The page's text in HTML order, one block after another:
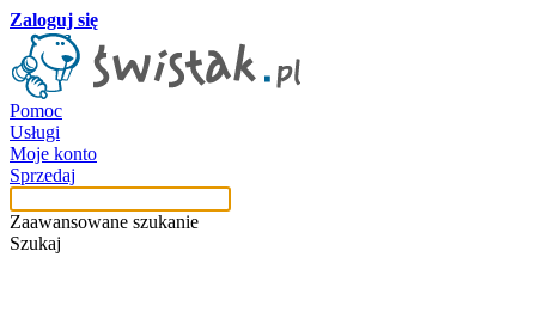
Zaloguj się
Pomoc
Usługi
Moje konto
Sprzedaj
Zaawansowane szukanie
Szukaj